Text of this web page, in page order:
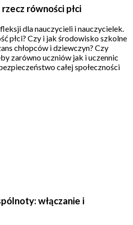
równości płci
dla nauczycieli i nauczycielek.
płci? Czy i jak środowisko szkolne
chłopców i dziewczyn? Czy
zarówno uczniów jak i uczennic
całej społeczności
włączanie i